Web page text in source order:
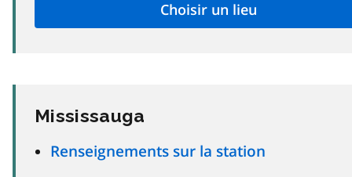
Mississauga
Renseignements sur la station